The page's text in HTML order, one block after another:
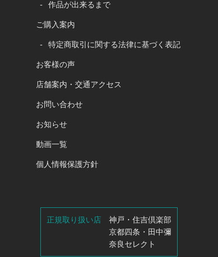
作品が出来るまで
ご購入案内
特定商取引に関する法律に基づく表記
お客様の声
店舗案内・交通アクセス
お問い合わせ
お知らせ
動画一覧
個人情報保護方針
正規取り扱い店
神戸・住吉倶楽部
京都四条・田中彌
奈良セレクト